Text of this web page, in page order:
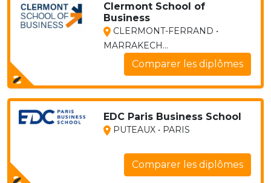
Clermont School of
Business
CLERMONT-FERRAND •
MARRAKECH...
Comparer les diplômes
EDC Paris Business School
PUTEAUX • PARIS
Comparer les diplômes